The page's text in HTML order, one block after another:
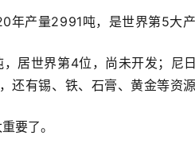
产量2991吨，是世界第5大产
居世界第4位，尚未开发；尼
有锡、铁、石膏、黄金等资源
要了。